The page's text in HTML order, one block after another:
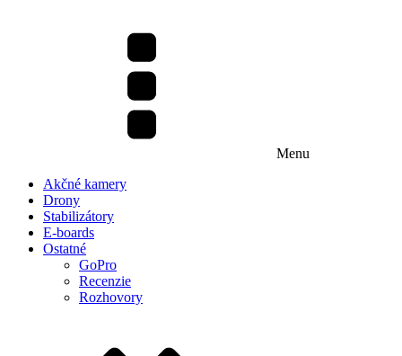
Menu
Akčné kamery
Drony
Stabilizátory
E-boards
Ostatné
GoPro
Recenzie
Rozhovory